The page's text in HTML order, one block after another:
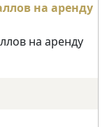
на аренду